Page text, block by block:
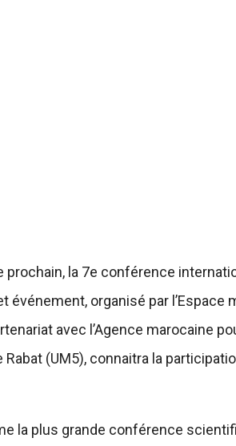
prochain, la 7e conférence
événement, organisé par l’Espace
avec l’Agence marocaine
(UM5), connaitra la
la plus grande conférence